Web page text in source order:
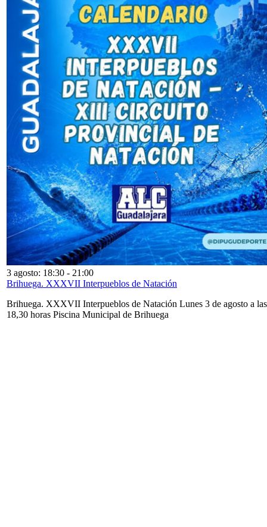
3 agosto: 18:30 - 21:00
Brihuega. XXXVII Interpueblos de Natación
Brihuega. XXXVII Interpueblos de Natación Lunes 3 de agosto a las
18,30 horas Piscina Municipal de Brihuega